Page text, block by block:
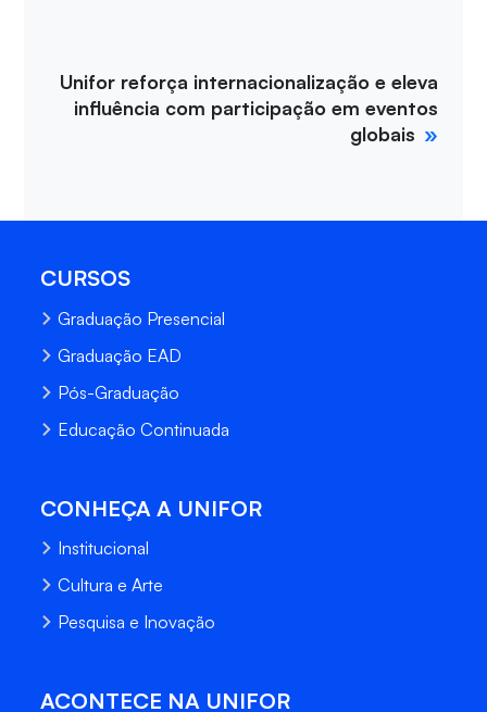
Unifor reforça internacionalização e eleva
influência com participação em eventos
globais
CURSOS
Graduação Presencial
Graduação EAD
Pós-Graduação
Educação Continuada
CONHEÇA A UNIFOR
Institucional
Cultura e Arte
Pesquisa e Inovação
ACONTECE NA UNIFOR